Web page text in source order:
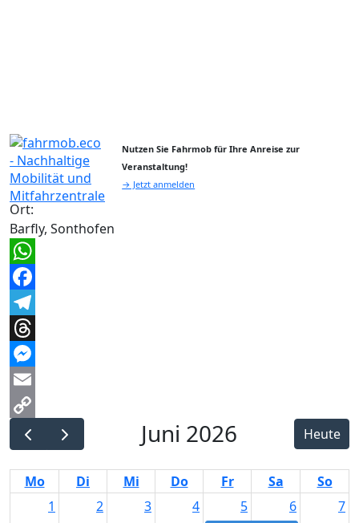
Nutzen Sie Fahrmob für Ihre Anreise zur
Veranstaltung!
→ Jetzt anmelden
Ort:
Barfly, Sonthofen
WhatsApp
Facebook
Telegram
Threads
Messenger
Email
Copy
Juni 2026 Heute
Mo Di Mi Do Fr Sa
So
1
2 3 4 5 6 7